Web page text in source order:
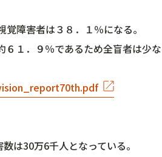
障害者は３８．１％になる。
１．９％であるため全盲者は少な
は30万6千人となっている。